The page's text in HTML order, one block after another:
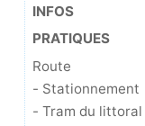
INFOS
PRATIQUES
Route
- Stationnement
- Tram du littoral